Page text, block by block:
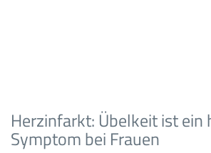
Herzinfarkt: Übelkeit ist ein
Symptom bei Frauen